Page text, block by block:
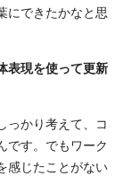
にできたかなと思
表現を使って更新
っかり考えて、コ
です。でもワーク
感じたことがない